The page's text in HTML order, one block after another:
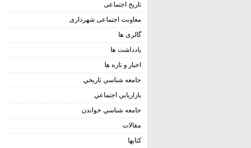
تاریخ اجتماعی
معاونت اجتماعی شهرداری
گالری ها
يادداشت ها
اخبار و تازه ها
جامعه شناسي تاريخي
بازاريابي اجتماعي
جامعه شناسي خواندن
مقالات
کتابها